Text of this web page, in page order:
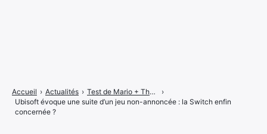
Accueil › Actualités › Test de Mario + The Lapins Crétins Kingdom Battle, le mariage parfait ?
›
Ubisoft évoque une suite d’un jeu non-annoncée : la Switch enfin
concernée ?